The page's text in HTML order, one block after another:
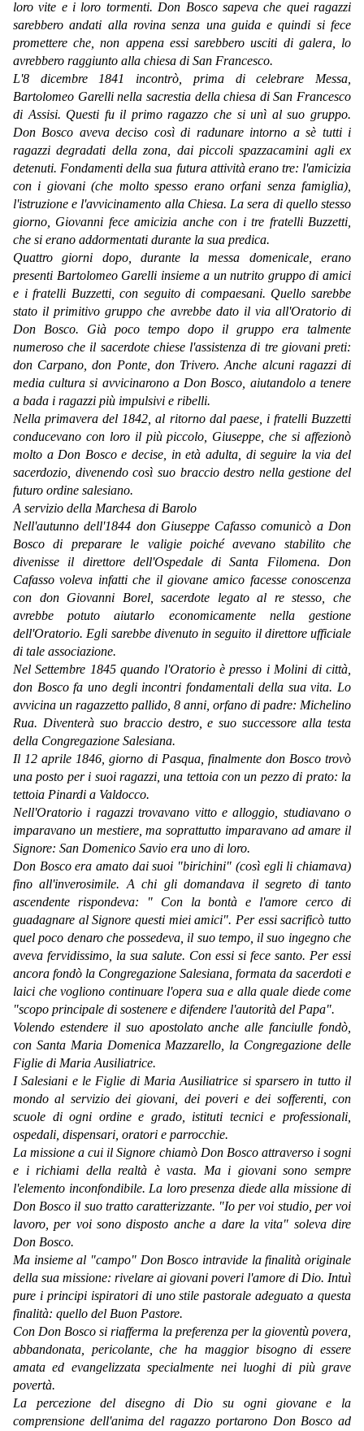
loro vite e i loro tormenti. Don Bosco sapeva che quei ragazzi
sarebbero andati alla rovina senza una guida e quindi si fece
promettere che, non appena essi sarebbero usciti di galera, lo
avrebbero raggiunto alla chiesa di San Francesco.
L'8 dicembre 1841 incontrò, prima di celebrare Messa,
Bartolomeo Garelli nella sacrestia della chiesa di San Francesco
di Assisi. Questi fu il primo ragazzo che si unì al suo gruppo.
Don Bosco aveva deciso così di radunare intorno a sè tutti i
ragazzi degradati della zona, dai piccoli spazzacamini agli ex
detenuti. Fondamenti della sua futura attività erano tre: l'amicizia
con i giovani (che molto spesso erano orfani senza famiglia),
l'istruzione e l'avvicinamento alla Chiesa. La sera di quello stesso
giorno, Giovanni fece amicizia anche con i tre fratelli Buzzetti,
che si erano addormentati durante la sua predica.
Quattro giorni dopo, durante la messa domenicale, erano
presenti Bartolomeo Garelli insieme a un nutrito gruppo di amici
e i fratelli Buzzetti, con seguito di compaesani. Quello sarebbe
stato il primitivo gruppo che avrebbe dato il via all'Oratorio di
Don Bosco. Già poco tempo dopo il gruppo era talmente
numeroso che il sacerdote chiese l'assistenza di tre giovani preti:
don Carpano, don Ponte, don Trivero. Anche alcuni ragazzi di
media cultura si avvicinarono a Don Bosco, aiutandolo a tenere
a bada i ragazzi più impulsivi e ribelli.
Nella primavera del 1842, al ritorno dal paese, i fratelli Buzzetti
conducevano con loro il più piccolo, Giuseppe, che si affezionò
molto a Don Bosco e decise, in età adulta, di seguire la via del
sacerdozio, divenendo così suo braccio destro nella gestione del
futuro ordine salesiano.
A servizio della Marchesa di Barolo
Nell'autunno dell'1844 don Giuseppe Cafasso comunicò a Don
Bosco di preparare le valigie poiché avevano stabilito che
divenisse il direttore dell'Ospedale di Santa Filomena. Don
Cafasso voleva infatti che il giovane amico facesse conoscenza
con don Giovanni Borel, sacerdote legato al re stesso, che
avrebbe potuto aiutarlo economicamente nella gestione
dell'Oratorio. Egli sarebbe divenuto in seguito il direttore ufficiale
di tale associazione.
Nel Settembre 1845 quando l'Oratorio è presso i Molini di città,
don Bosco fa uno degli incontri fondamentali della sua vita. Lo
avvicina un ragazzetto pallido, 8 anni, orfano di padre: Michelino
Rua. Diventerà suo braccio destro, e suo successore alla testa
della Congregazione Salesiana.
Il 12 aprile 1846, giorno di Pasqua, finalmente don Bosco trovò
una posto per i suoi ragazzi, una tettoia con un pezzo di prato: la
tettoia Pinardi a Valdocco.
Nell'Oratorio i ragazzi trovavano vitto e alloggio, studiavano o
imparavano un mestiere, ma soprattutto imparavano ad amare il
Signore: San Domenico Savio era uno di loro.
Don Bosco era amato dai suoi "birichini" (così egli li chiamava)
fino all'inverosimile. A chi gli domandava il segreto di tanto
ascendente rispondeva: " Con la bontà e l'amore cerco di
guadagnare al Signore questi miei amici". Per essi sacrificò tutto
quel poco denaro che possedeva, il suo tempo, il suo ingegno che
aveva fervidissimo, la sua salute. Con essi si fece santo. Per essi
ancora fondò la Congregazione Salesiana, formata da sacerdoti e
laici che vogliono continuare l'opera sua e alla quale diede come
"scopo principale di sostenere e difendere l'autorità del Papa".
Volendo estendere il suo apostolato anche alle fanciulle fondò,
con Santa Maria Domenica Mazzarello, la Congregazione delle
Figlie di Maria Ausiliatrice.
I Salesiani e le Figlie di Maria Ausiliatrice si sparsero in tutto il
mondo al servizio dei giovani, dei poveri e dei sofferenti, con
scuole di ogni ordine e grado, istituti tecnici e professionali,
ospedali, dispensari, oratori e parrocchie.
La missione a cui il Signore chiamò Don Bosco attraverso i sogni
e i richiami della realtà è vasta. Ma i giovani sono sempre
l'elemento inconfondibile. La loro presenza diede alla missione di
Don Bosco il suo tratto caratterizzante. "Io per voi studio, per voi
lavoro, per voi sono disposto anche a dare la vita" soleva dire
Don Bosco.
Ma insieme al "campo" Don Bosco intravide la finalità originale
della sua missione: rivelare ai giovani poveri l'amore di Dio. Intuì
pure i principi ispiratori di uno stile pastorale adeguato a questa
finalità: quello del Buon Pastore.
Con Don Bosco si riafferma la preferenza per la gioventù povera,
abbandonata, pericolante, che ha maggior bisogno di essere
amata ed evangelizzata specialmente nei luoghi di più grave
povertà.
La percezione del disegno di Dio su ogni giovane e la
comprensione dell'anima del ragazzo portarono Don Bosco ad